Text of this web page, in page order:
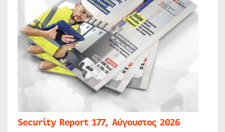
Security Report 177, Αύγουστος 2026